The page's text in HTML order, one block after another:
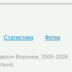
Статистика Фотки
Воронеж, 2005-2026